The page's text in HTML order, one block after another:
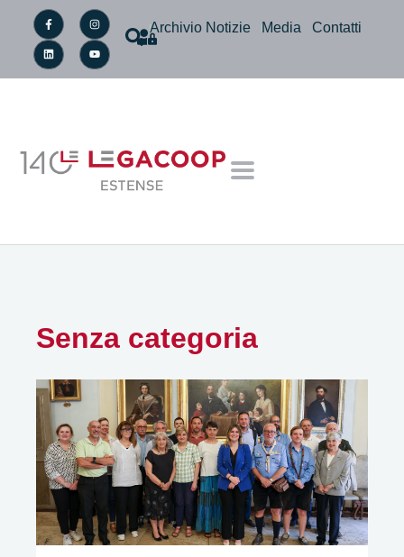
Archivio Notizie Media Contatti
Senza categoria